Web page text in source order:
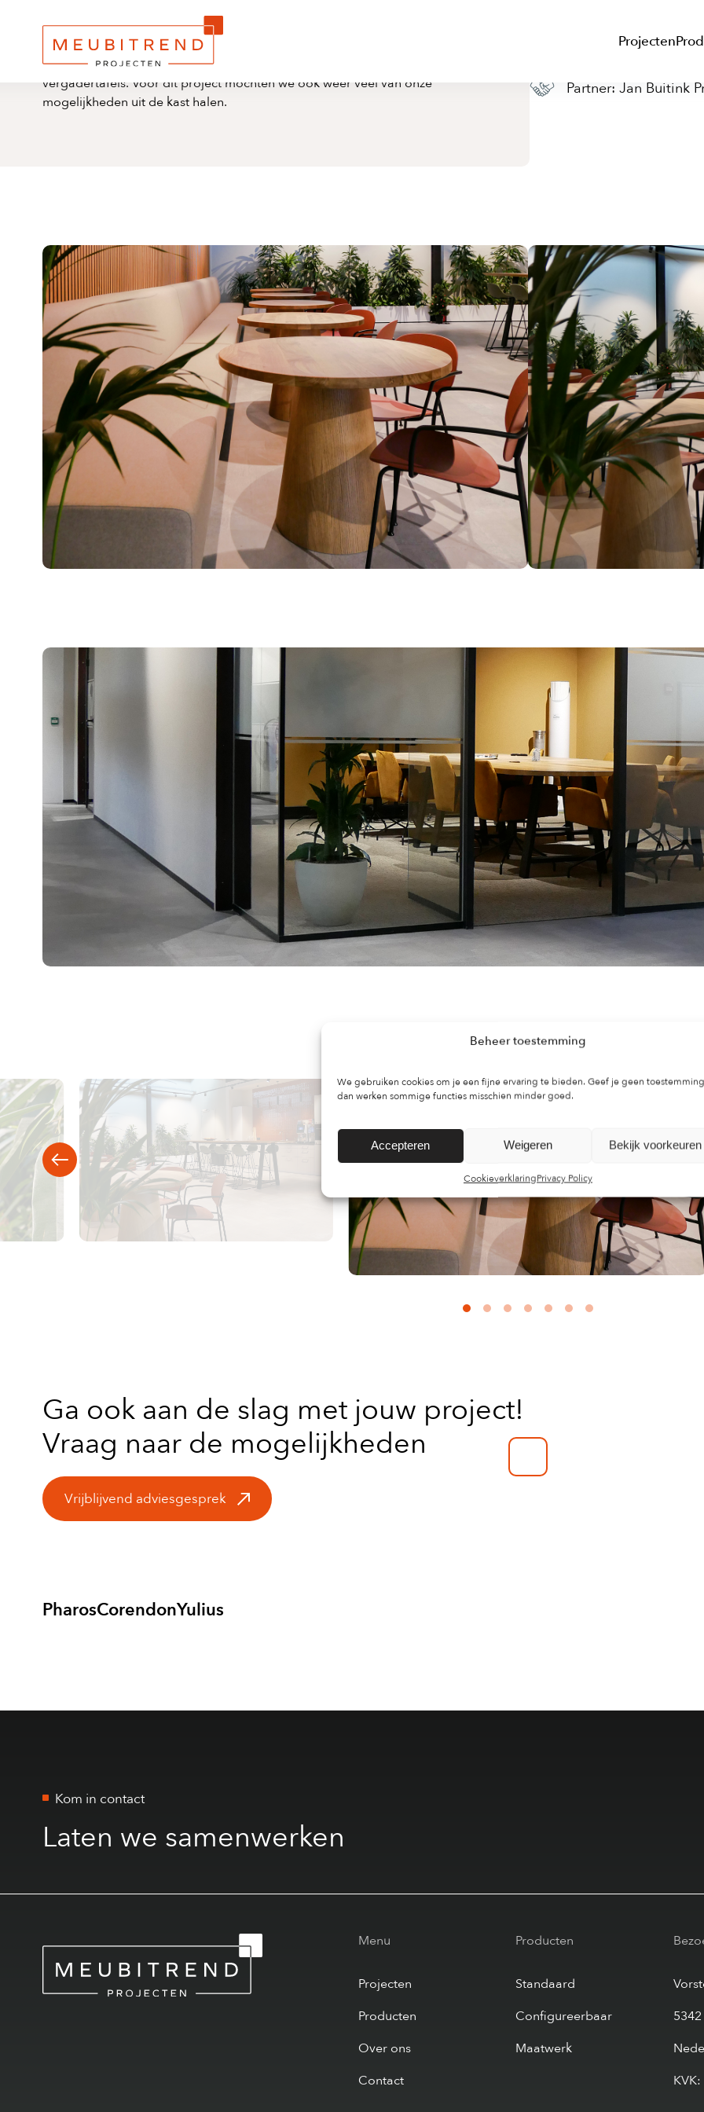
Beheer toestemming
We gebruiken cookies om je een fijne ervaring te bieden. Geef je geen
dan werken sommige functies misschien minder goed.
Accepteren Weigeren Bekijk voorkeuren
CookieverklaringPrivacy Policy
hoofdinhoud
Home
Projecten
Tafels met conische onderstellen, moderne wandbanken, nisbanken en
vergadertafels. Voor dit project mochten we ook weer veel van onze
mogelijkheden uit de kast halen.
Partner: Jan Buitink
Ga ook aan de slag met jouw project!
Vraag naar de mogelijkheden
Vrijblijvend adviesgesprek
PharosCorendonYulius
Kom in contact
Laten we samenwerken
Menu
Projecten
Producten
Over ons
Contact
Producten
Standaard
Configureerbaar
Maatwerk
5342